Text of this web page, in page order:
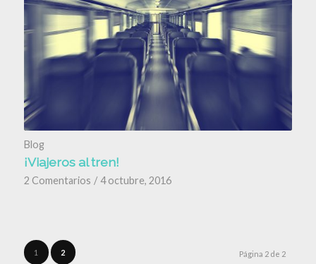
Blog
¡Viajeros al tren!
2 Comentarios / 4 octubre, 2016
Página 2 de 2
1 2